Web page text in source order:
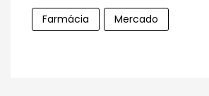
Farmácia Mercado